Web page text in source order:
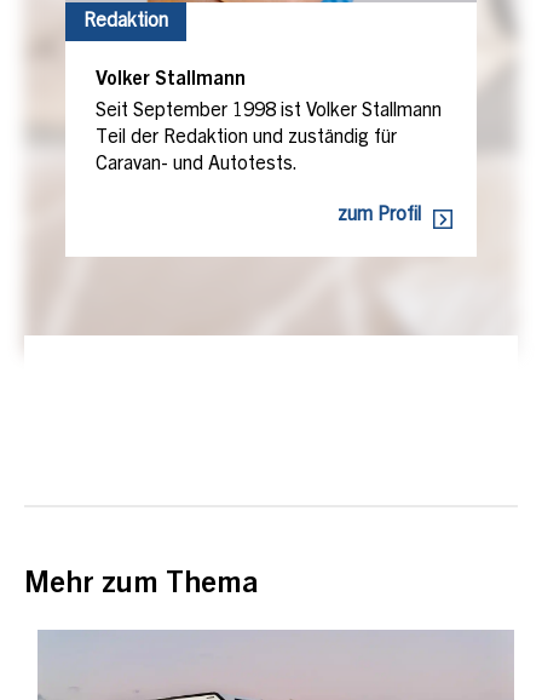
Redaktion
Volker Stallmann
Seit September 1998 ist Volker Stallmann
Teil der Redaktion und zuständig für
Caravan- und Autotests.
zum Profil
Mehr zum Thema